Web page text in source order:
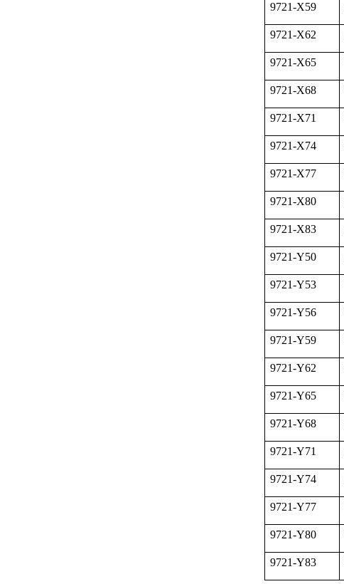
9721-X59
9721-X62
9721-X65
9721-X68
9721-X71
9721-X74
9721-X77
9721-X80
9721-X83
9721-Y50
9721-Y53
9721-Y56
9721-Y59
9721-Y62
9721-Y65
9721-Y68
9721-Y71
9721-Y74
9721-Y77
9721-Y80
9721-Y83